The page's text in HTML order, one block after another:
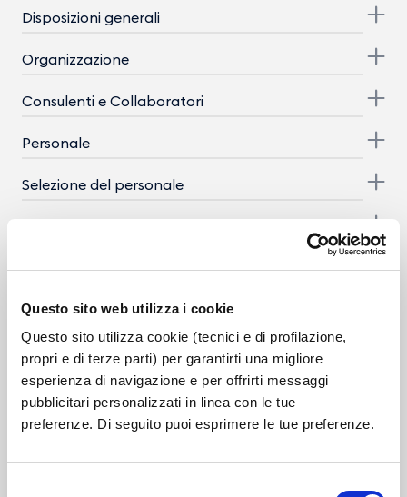
Questo sito web utilizza i cookie
Questo sito utilizza cookie (tecnici e di profilazione,
propri e di terze parti) per garantirti una migliore
esperienza di navigazione e per offrirti messaggi
pubblicitari personalizzati in linea con le tue
preferenze. Di seguito puoi esprimere le tue preferenze.
Disposizioni generali
Organizzazione
Consulenti e Collaboratori
Personale
Selezione del personale
Provvedimenti
Controlli sulle imprese
Bandi di gara e contratti
Bilanci
Beni immobili e gestione patrimonio